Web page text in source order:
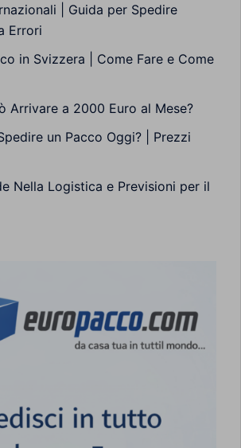
| Guida per Spedire
Errori
in Svizzera | Come Fare e Come
Arrivare a 2000 Euro al Mese?
un Pacco Oggi? | Prezzi
Nella Logistica e Previsioni per il